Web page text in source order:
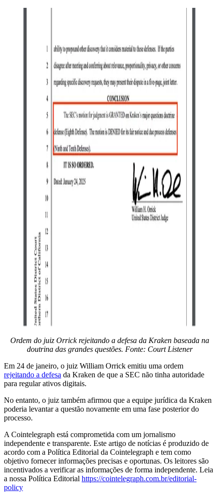
Ordem do juiz Orrick rejeitando a defesa da Kraken baseada na
doutrina das grandes questões. Fonte: Court Listener
Em 24 de janeiro, o juiz William Orrick emitiu uma ordem
rejeitando a defesa da Kraken de que a SEC não tinha autoridade
para regular ativos digitais.
No entanto, o juiz também afirmou que a equipe jurídica da Kraken
poderia levantar a questão novamente em uma fase posterior do
processo.
A Cointelegraph está comprometida com um jornalismo
independente e transparente. Este artigo de notícias é produzido de
acordo com a Política Editorial da Cointelegraph e tem como
objetivo fornecer informações precisas e oportunas. Os leitores são
incentivados a verificar as informações de forma independente. Leia
a nossa Política Editorial https://cointelegraph.com.br/editorial-
policy